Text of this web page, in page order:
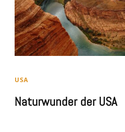
USA
Naturwunder der USA